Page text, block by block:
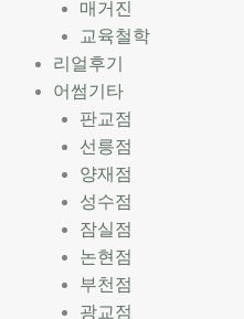
매거진
교육철학
리얼후기
어썸기타
판교점
선릉점
양재점
성수점
잠실점
논현점
부천점
광교점